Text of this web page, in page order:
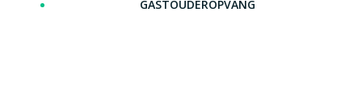
GASTOUDEROPVANG